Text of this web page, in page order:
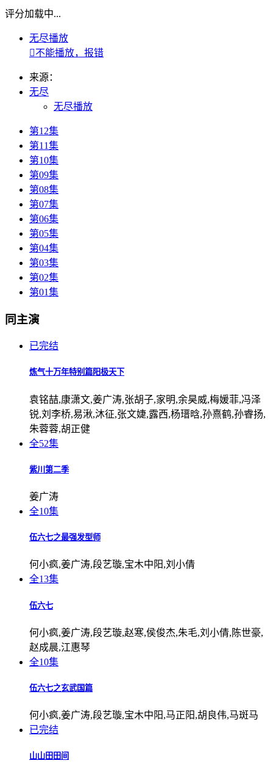
评分加载中...
无尽播放
不能播放，报错
来源：
无尽
无尽播放
第12集
第11集
第10集
第09集
第08集
第07集
第06集
第05集
第04集
第03集
第02集
第01集
同主演
已完结
炼气十万年特别篇阳极天下
袁铭喆,康潇文,姜广涛,张胡子,家明,余昊威,梅媛菲,冯泽
锐,刘李桥,易湫,沐征,张文婕,露西,杨瑨晗,孙熹鹤,孙睿扬,
朱蓉蓉,胡正健
全52集
紫川第二季
姜广涛
全10集
伍六七之最强发型师
何小疯,姜广涛,段艺璇,宝木中阳,刘小倩
全13集
伍六七
何小疯,姜广涛,段艺璇,赵寒,侯俊杰,朱毛,刘小倩,陈世豪,
赵成晨,江惠琴
全10集
伍六七之玄武国篇
何小疯,姜广涛,段艺璇,宝木中阳,马正阳,胡良伟,马斑马
已完结
山山田田间